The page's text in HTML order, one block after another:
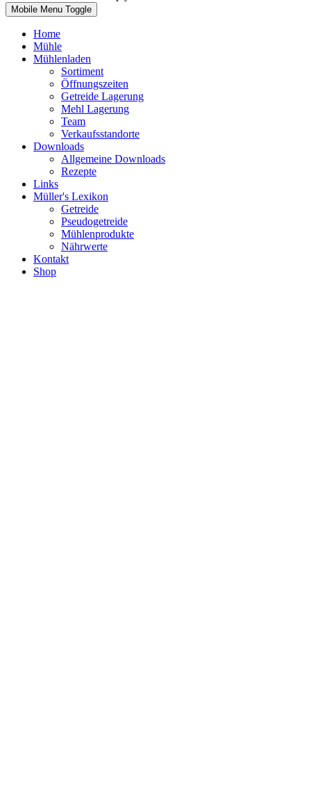
Mobile Menu Toggle
Home
Mühle
Mühlenladen
Sortiment
Öffnungszeiten
Getreide Lagerung
Mehl Lagerung
Team
Verkaufsstandorte
Downloads
Allgemeine Downloads
Rezepte
Links
Müller's Lexikon
Getreide
Pseudogetreide
Mühlenprodukte
Nährwerte
Kontakt
Shop